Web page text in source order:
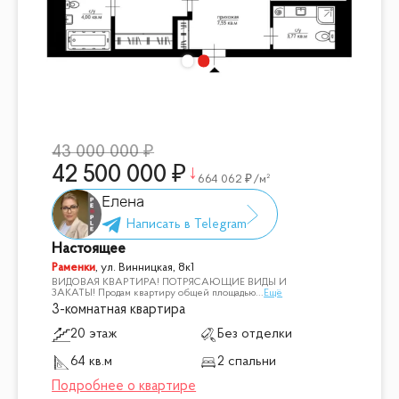
43 000 000
42 500 000 664 062 /м²
Елена
Настоящее
Раменки,ул. Винницкая, 8к1
ВИДОВАЯ КВАРТИРА! ПОТРЯСАЮЩИЕ ВИДЫ И
ЗАКАТЫ! Продам квартиру общей площадью... Ещё
3-комнатная квартира
20 этаж
Без отделки
64 кв.м
2 спальни